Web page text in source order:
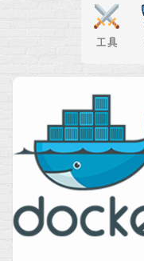
工具